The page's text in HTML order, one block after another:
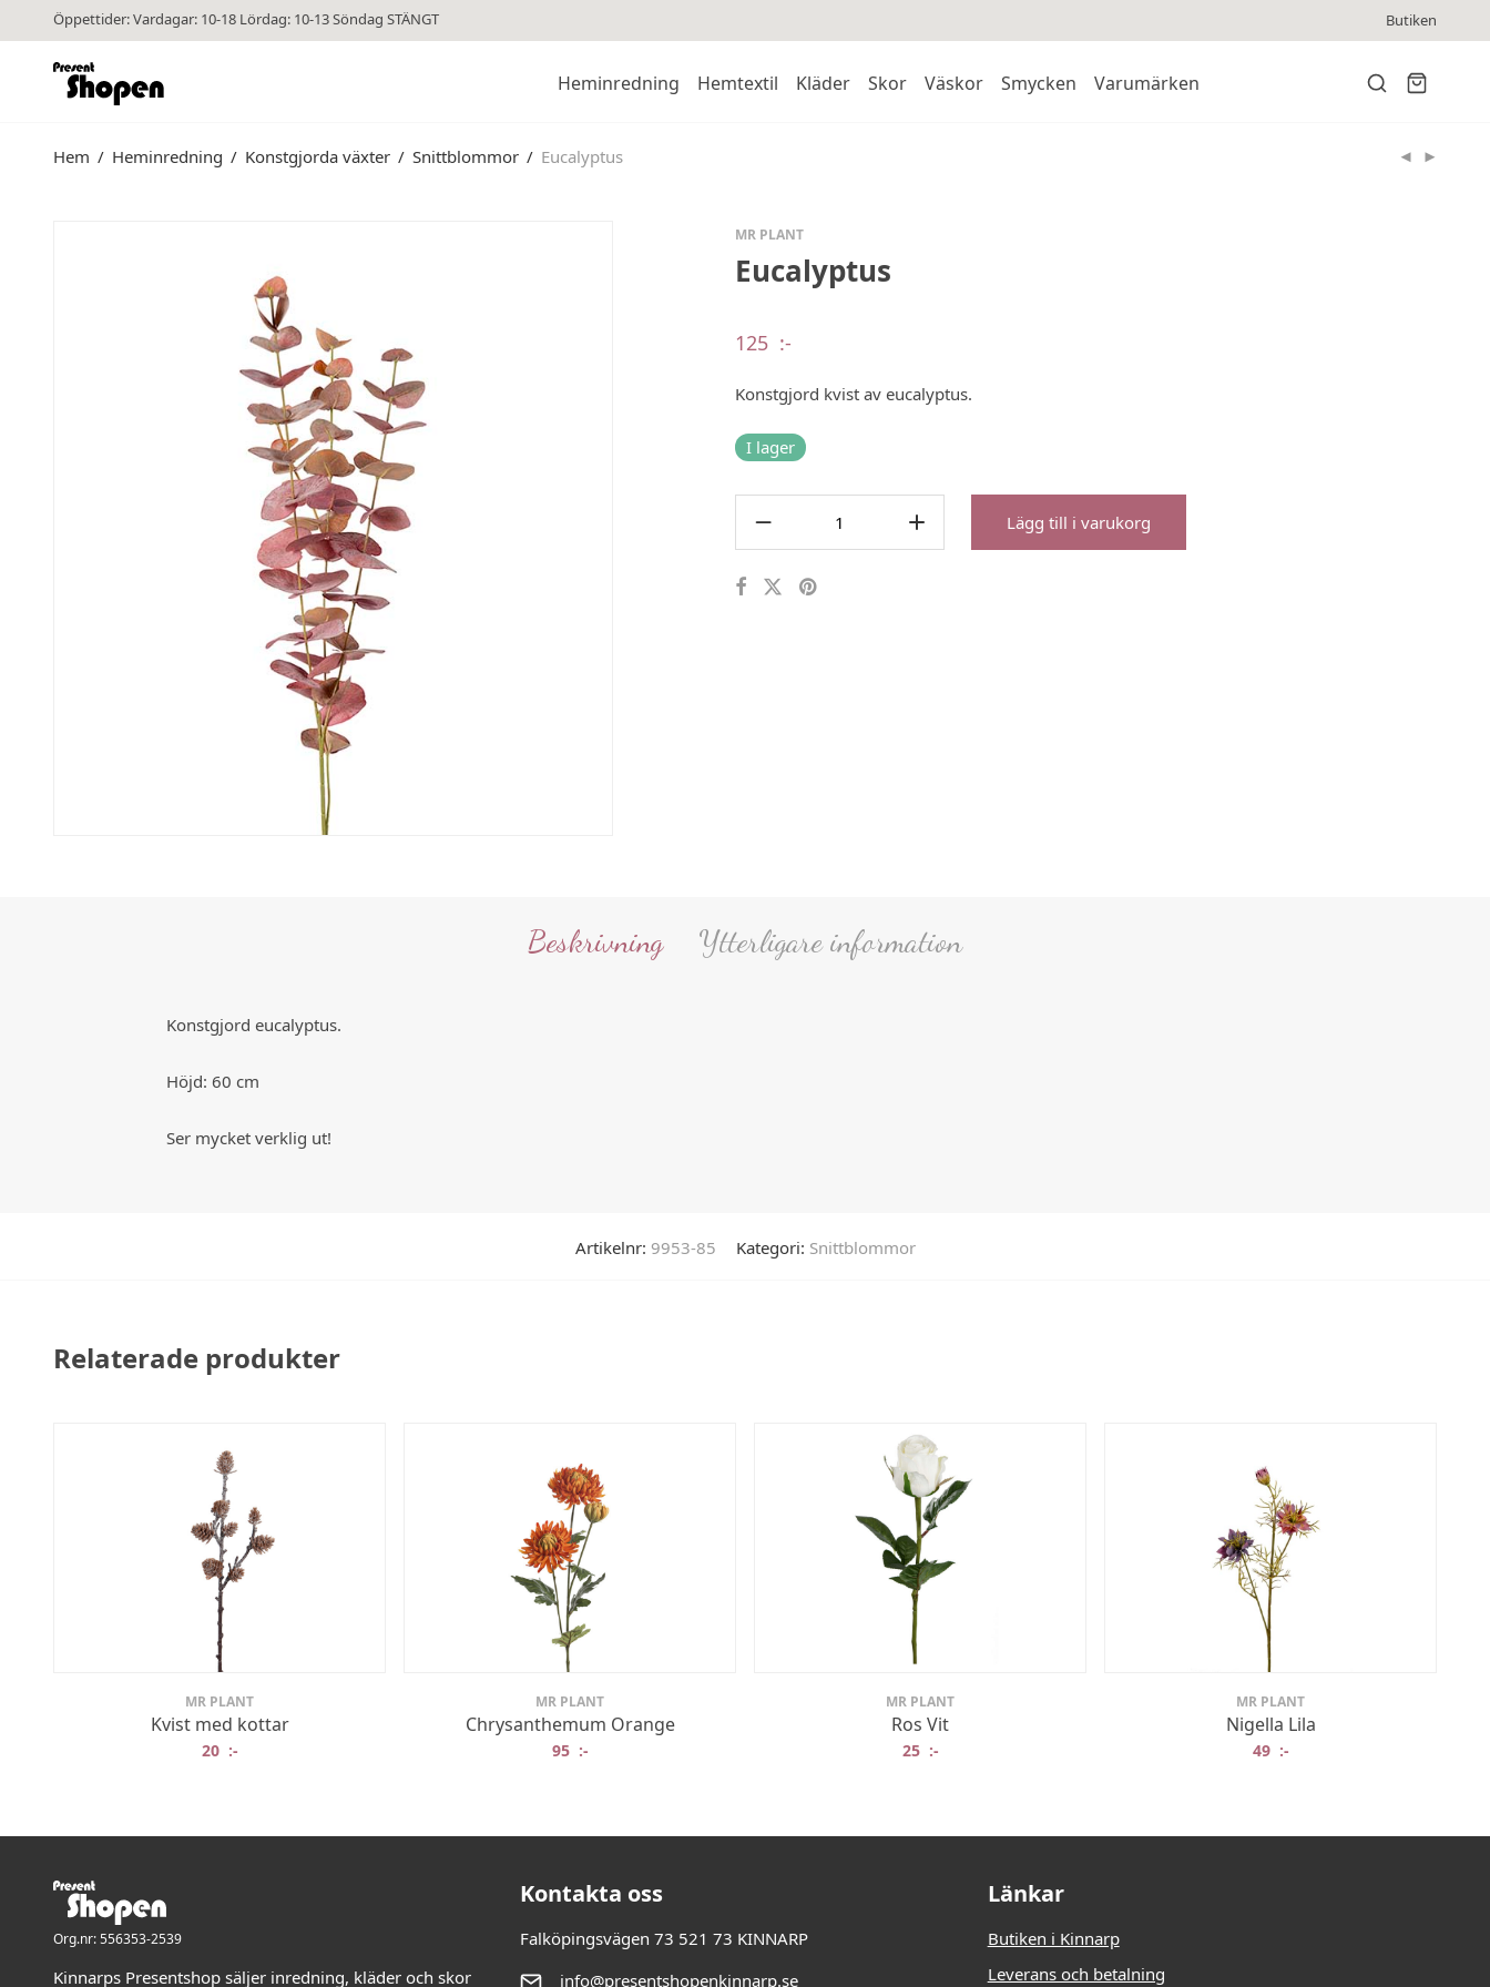
Öppettider: Vardagar: 10-18 Lördag: 10-13 Söndag STÄNGT Butiken
Heminredning Hemtextil Kläder Skor Väskor Smycken Varumärken
Hem / Heminredning / Konstgjorda växter / Snittblommor / Eucalyptus
MR PLANT
Eucalyptus
125 :-
Konstgjord kvist av eucalyptus.
I lager
Lägg till i varukorg
Beskrivning Ytterligare information
Konstgjord eucalyptus.
Höjd: 60 cm
Ser mycket verklig ut!
Artikelnr: 9953-85 Kategori: Snittblommor
Relaterade produkter
MR PLANT
Kvist med kottar
20 :-
MR PLANT
Chrysanthemum Orange
95 :-
MR PLANT
Ros Vit
25 :-
MR PLANT
Nigella Lila
49 :-
Org.nr: 556353-2539
Kinnarps Presentshop säljer inredning, kläder och skor
Kontakta oss
Falköpingsvägen 73 521 73 KINNARP
info@presentshopenkinnarp.se
Länkar
Butiken i Kinnarp
Leverans och betalning